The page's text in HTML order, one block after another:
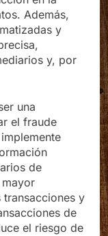
Además,
y
y, por
una
el fraude
de
y
de
el riesgo de